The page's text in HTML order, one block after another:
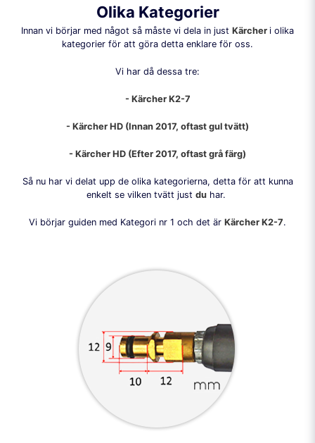
Olika Kategorier
Innan vi börjar med något så måste vi dela in just Kärcher i olika
kategorier för att göra detta enklare för oss.
Vi har då dessa tre:
- Kärcher K2-7
- Kärcher HD (Innan 2017, oftast gul tvätt)
- Kärcher HD (Efter 2017, oftast grå färg)
Så nu har vi delat upp de olika kategorierna, detta för att kunna
enkelt se vilken tvätt just du har.
Vi börjar guiden med Kategori nr 1 och det är Kärcher K2-7.